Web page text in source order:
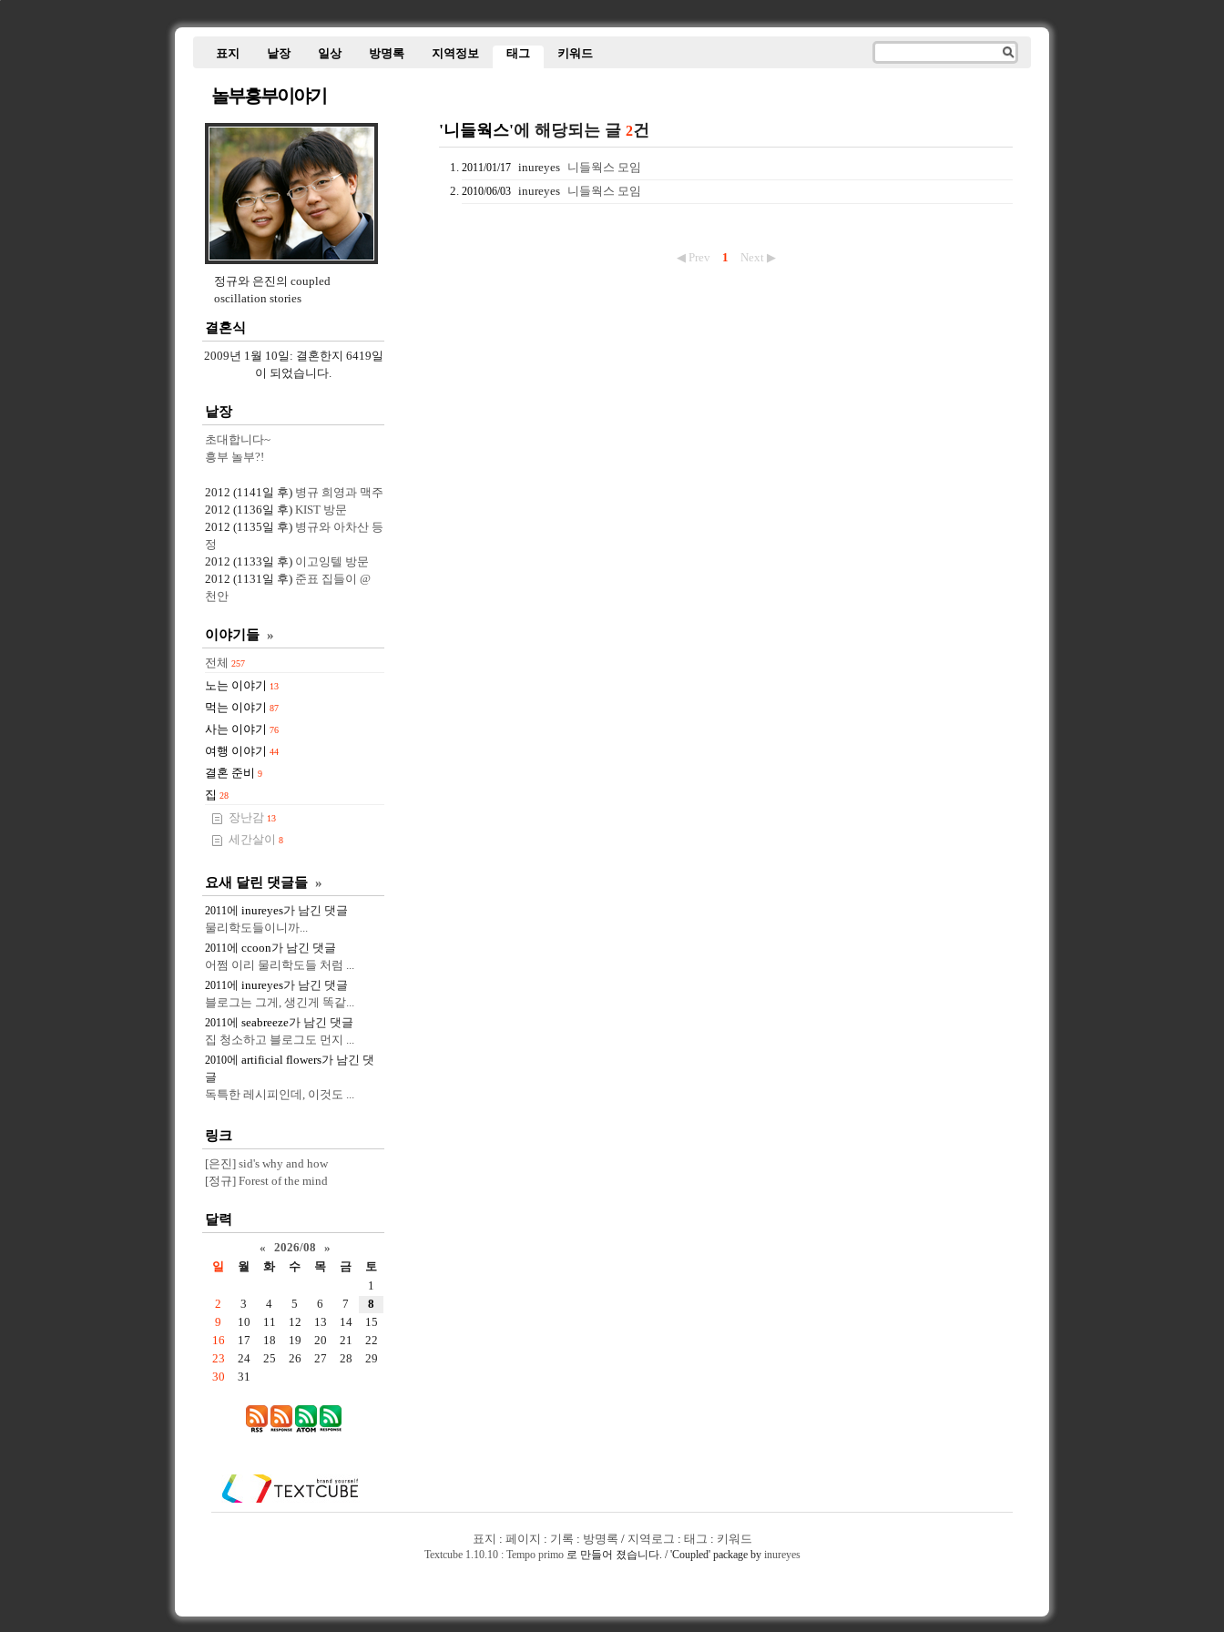
놀부흥부이야기
표지 낱장 일상 방명록 지역정보 태그 키워드
'니들웍스'에 해당되는 글 2건
2011/01/17 inureyes 니들웍스 모임
2010/06/03 inureyes 니들웍스 모임
◀ Prev 1
Next ▶
정규와 은진의 coupled
oscillation stories
결혼식
2009년 1월 10일: 결혼한지 6419일
이 되었습니다.
낱장
초대합니다~
흥부 놀부?!
2012 (1141일 후) 병규 희영과 맥주
2012 (1136일 후) KIST 방문
2012 (1135일 후) 병규와 아차산 등
정
2012 (1133일 후) 이고잉텔 방문
2012 (1131일 후) 준표 집들이 @
천안
이야기들 »
전체 257
노는 이야기 13
먹는 이야기 87
사는 이야기 76
여행 이야기 44
결혼 준비 9
집 28
장난감 13
세간살이 8
요새 달린 댓글들 »
2011 에 inureyes가 남긴 댓글
물리학도들이니까...
2011 에 ccoon가 남긴 댓글
어쩜 이리 물리학도들 처럼 ...
2011 에 inureyes가 남긴 댓글
블로그는 그게, 생긴게 똑같...
2011 에 seabreeze가 남긴 댓글
집 청소하고 블로그도 먼지 ...
2010에 artificial flowers가 남긴 댓
글
독특한 레시피인데, 이것도 ...
링크
[은진] sid's why and how
[정규] Forest of the mind
달력
« 2026/08
»
일
월 화 수 목 금
토
1
2
3 4 5 6 7
8
9
10 11 12 13 14
15
16
17 18 19 20 21
22
23
24 25 26 27 28
29
30
31
표지 : 페이지 : 기록 : 방명록 / 지역로그 : 태그 : 키워드
Textcube 1.10.10 : Tempo primo로 만들어 졌습니다. / 'Coupled' package by inureyes